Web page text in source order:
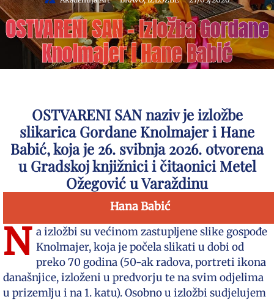
OSTVARENI SAN – Izložba Gordane
Knolmajer i Hane Babić
OSTVARENI SAN naziv je izložbe
slikarica Gordane Knolmajer i Hane
Babić, koja je 26. svibnja 2026. otvorena
u Gradskoj knjižnici i čitaonici Metel
Ožegović u Varaždinu
Hana Babić
N a izložbi su većinom zastupljene slike gospođe
Knolmajer, koja je počela slikati u dobi od
preko 70 godina (50-ak radova, portreti ikona
današnjice, izloženi u predvorju te na svim odjelima
u prizemlju i na 1. katu). Osobno u izložbi sudjelujem